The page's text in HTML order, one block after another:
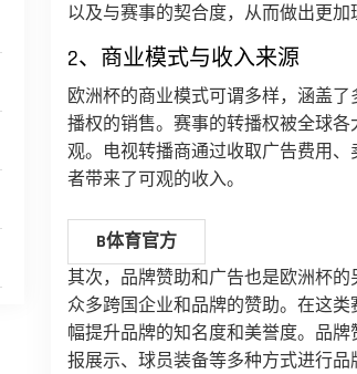
以及与赛事的契合度，从而做出更加
2、商业模式与收入来源
欧洲杯的商业模式可谓多样，涵盖
播权的销售。赛事的转播权被全球
观。电视转播商通过收取广告费用
者带来了可观的收入。
B体育官方
其次，品牌赞助和广告也是欧洲杯
众多跨国企业和品牌的赞助。在这
幅提升品牌的知名度和美誉度。品
报展示、球员装备等多种方式进行品